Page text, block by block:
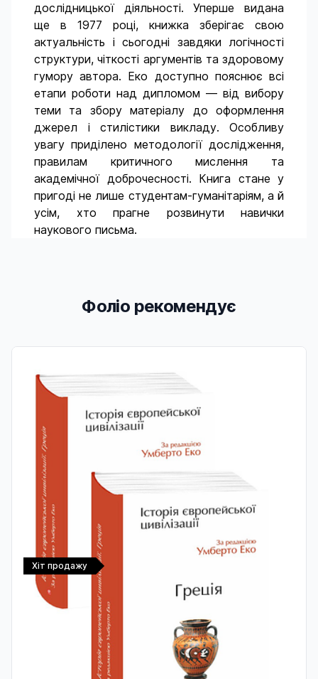
дослідницької діяльності. Уперше видана
ще в 1977 році, книжка зберігає свою
актуальність і сьогодні завдяки логічності
структури, чіткості аргументів та здоровому
гумору автора. Еко доступно пояснює всі
етапи роботи над дипломом — від вибору
теми та збору матеріалу до оформлення
джерел і стилістики викладу. Особливу
увагу приділено методології дослідження,
правилам критичного мислення та
академічної доброчесності. Книга стане у
пригоді не лише студентам-гуманітаріям, а й
усім, хто прагне розвинути навички
наукового письма.
Фоліо рекомендує
Хіт продажу